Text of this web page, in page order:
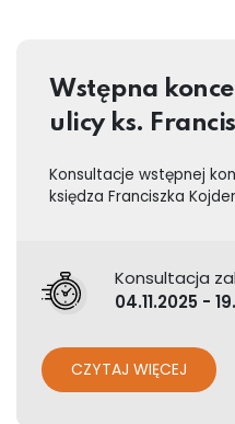
Wstępna
ulicy ks.
Konsultacje wstępnej
księdza Franciszka
Konsultacja
04.11.2025 -
CZYTAJ WIĘCEJ